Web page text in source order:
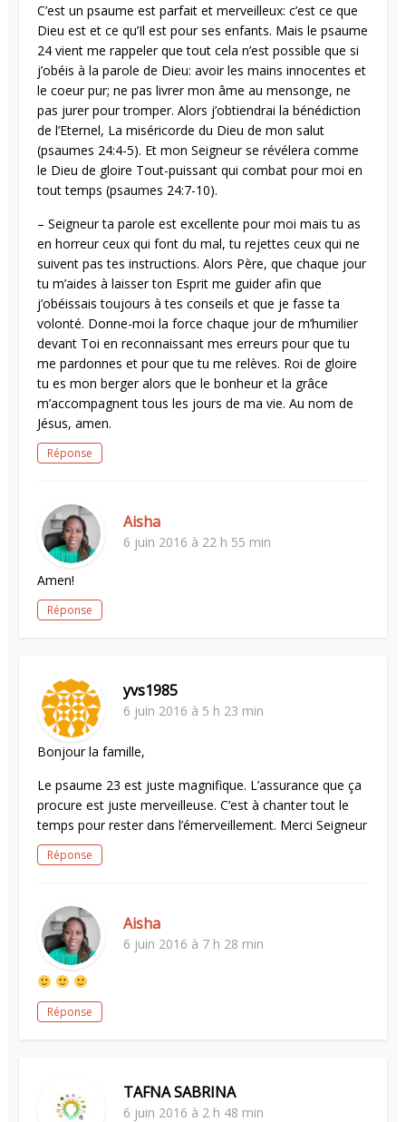
C’est un psaume est parfait et merveilleux: c’est ce que
Dieu est et ce qu’Il est pour ses enfants. Mais le psaume
24 vient me rappeler que tout cela n’est possible que si
j’obéis à la parole de Dieu: avoir les mains innocentes et
le coeur pur; ne pas livrer mon âme au mensonge, ne
pas jurer pour tromper. Alors j’obtiendrai la bénédiction
de l’Eternel, La miséricorde du Dieu de mon salut
(psaumes 24:4-5). Et mon Seigneur se révélera comme
le Dieu de gloire Tout-puissant qui combat pour moi en
tout temps (psaumes 24:7-10).
– Seigneur ta parole est excellente pour moi mais tu as
en horreur ceux qui font du mal, tu rejettes ceux qui ne
suivent pas tes instructions. Alors Père, que chaque jour
tu m’aides à laisser ton Esprit me guider afin que
j’obéissais toujours à tes conseils et que je fasse ta
volonté. Donne-moi la force chaque jour de m’humilier
devant Toi en reconnaissant mes erreurs pour que tu
me pardonnes et pour que tu me relèves. Roi de gloire
tu es mon berger alors que le bonheur et la grâce
m’accompagnent tous les jours de ma vie. Au nom de
Jésus, amen.
Réponse
Aisha
6 juin 2016 à 22 h 55 min
Amen!
Réponse
yvs1985
6 juin 2016 à 5 h 23 min
Bonjour la famille,
Le psaume 23 est juste magnifique. L’assurance que ça
procure est juste merveilleuse. C’est à chanter tout le
temps pour rester dans l’émerveillement. Merci Seigneur
Réponse
Aisha
6 juin 2016 à 7 h 28 min
Réponse
TAFNA SABRINA
6 juin 2016 à 2 h 48 min